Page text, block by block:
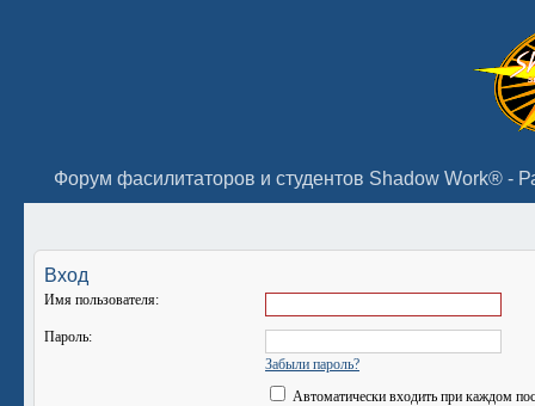
Вход
Имя пользователя:
Пароль:
Забыли пароль?
Автоматически входить при каждом